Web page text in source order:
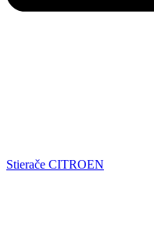
Stierače CITROEN